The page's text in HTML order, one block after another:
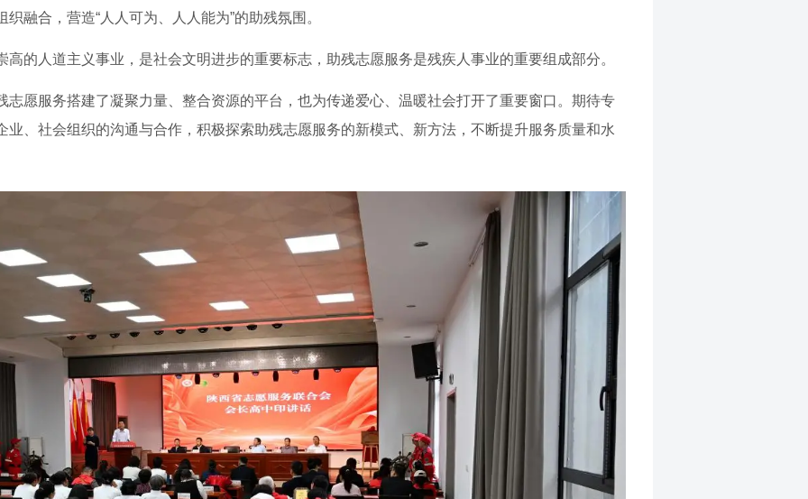
融合，营造“人人可为、人人能为”的助残氛围。
的人道主义事业，是社会文明进步的重要标志，助残志愿服务是残疾人事业的重要组成部分。
志愿服务搭建了凝聚力量、整合资源的平台，也为传递爱心、温暖社会打开了重要窗口。期待专
业、社会组织的沟通与合作，积极探索助残志愿服务的新模式、新方法，不断提升服务质量和水